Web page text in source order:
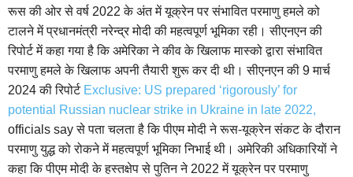
रूस की ओर से वर्ष 2022 के अंत में यूक्रेन पर संभावित परमाणु हमले को
टालने में प्रधानमंत्री नरेन्द्र मोदी की महत्वपूर्ण भूमिका रही। सीएनएन की
रिपोर्ट में कहा गया है कि अमेरिका ने कीव के खिलाफ मास्को द्वारा संभावित
परमाणु हमले के खिलाफ अपनी तैयारी शुरू कर दी थी। सीएनएन की 9 मार्च
2024 की रिपोर्ट Exclusive: US prepared ‘rigorously’ for
potential Russian nuclear strike in Ukraine in late 2022,
officials say से पता चलता है कि पीएम मोदी ने रूस-यूक्रेन संकट के दौरान
परमाणु युद्ध को रोकने में महत्वपूर्ण भूमिका निभाई थी। अमेरिकी अधिकारियों ने
कहा कि पीएम मोदी के हस्तक्षेप से पुतिन ने 2022 में यूक्रेन पर परमाणु